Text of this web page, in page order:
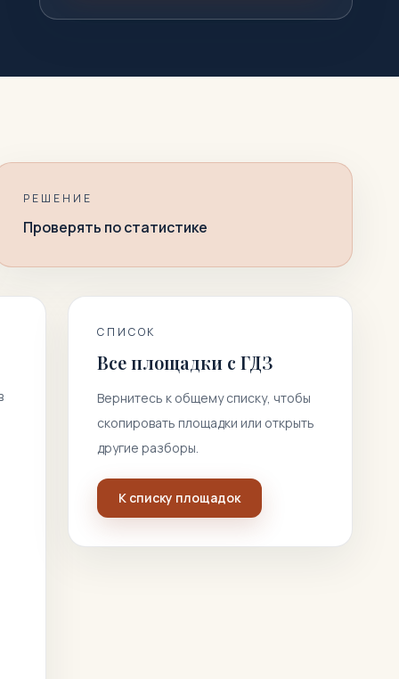
РЕШЕНИЕ
Проверять по статистике
СПИСОК
Все площадки с ГДЗ
Вернитесь к общему списку, чтобы
скопировать площадки или открыть
другие разборы.
К списку площадок